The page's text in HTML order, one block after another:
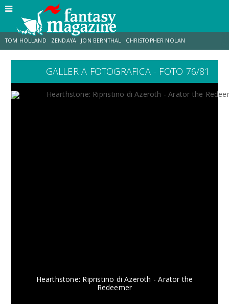
TOM HOLLAND ZENDAYA JON BERNTHAL CHRISTOPHER NOLAN
LUCCA COMICS & GAMES ODISSEA CHRIS MCKENNA
GALLERIA FOTOGRAFICA - FOTO 76/81
Hearthstone: Ripristino di Azeroth - Arator the
Redeemer